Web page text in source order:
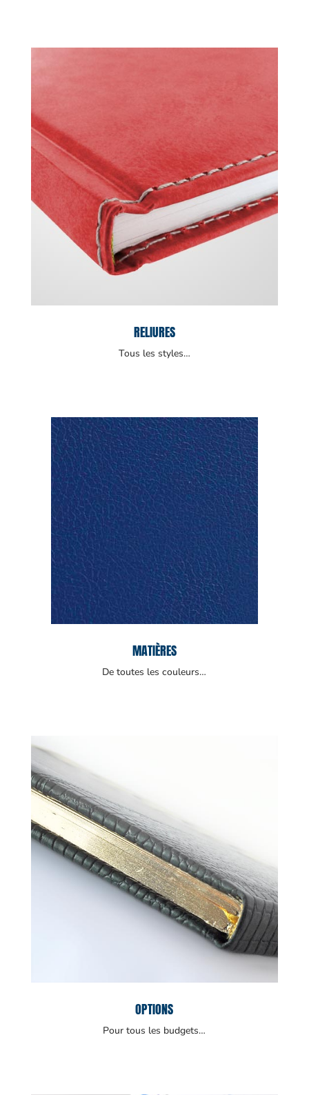
RELIURES
Tous les styles…
MATIÈRES
De toutes les couleurs…
OPTIONS
Pour tous les budgets…